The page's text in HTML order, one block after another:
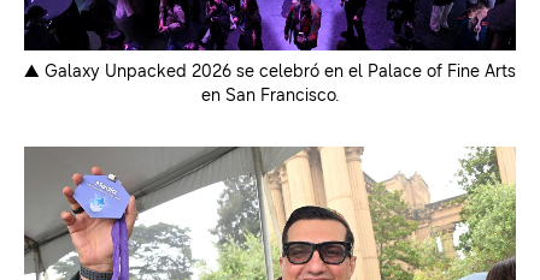
▲ Galaxy Unpacked 2026 se celebró en el Palace of Fine Arts
en San Francisco.